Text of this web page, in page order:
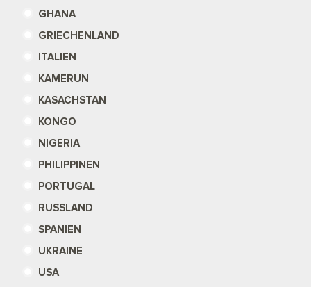
GHANA
GRIECHENLAND
ITALIEN
KAMERUN
KASACHSTAN
KONGO
NIGERIA
PHILIPPINEN
PORTUGAL
RUSSLAND
SPANIEN
UKRAINE
USA